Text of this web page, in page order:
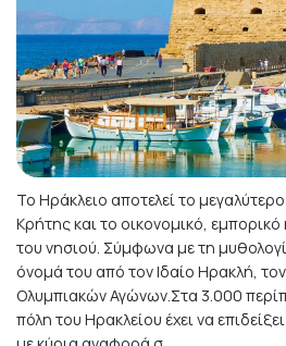
Το Ηράκλειο αποτελεί το
Κρήτης και το οικονομικό, εμπορικό
του νησιού. Σύμφωνα με τη
όνομά του από τον Ιδαίο Ηρακλή,
Ολυμπιακών Αγώνων.Στα 3.000
πόλη του Ηρακλείου έχει να